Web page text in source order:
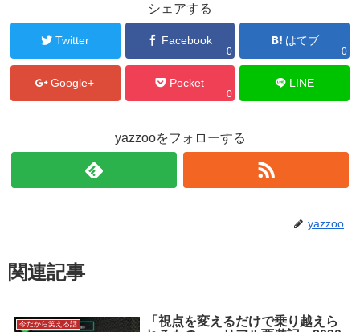
シェアする
Twitter Facebook
0
はてブ
0
Google+ Pocket
0
LINE
yazzooをフォローする
yazzoo
関連記事
今だから笑える話
「視点を変えるだけで乗り越えら